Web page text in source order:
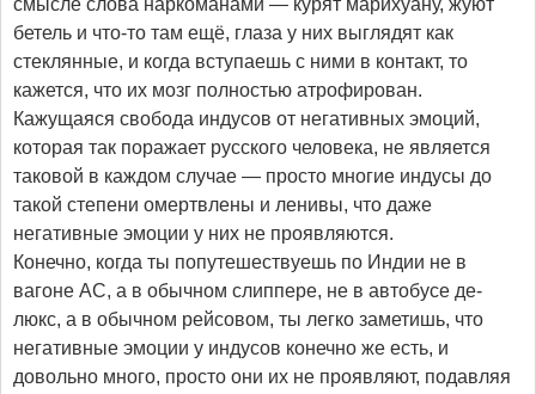
смысле слова наркоманами — курят марихуану, жуют
бетель и что-то там ещё, глаза у них выглядят как
стеклянные, и когда вступаешь с ними в контакт, то
кажется, что их мозг полностью атрофирован.
Кажущаяся свобода индусов от негативных эмоций,
которая так поражает русского человека, не является
таковой в каждом случае — просто многие индусы до
такой степени омертвлены и ленивы, что даже
негативные эмоции у них не проявляются.
Конечно, когда ты попутешествуешь по Индии не в
вагоне AC, а в обычном слиппере, не в автобусе де-
люкс, а в обычном рейсовом, ты легко заметишь, что
негативные эмоции у индусов конечно же есть, и
довольно много, просто они их не проявляют, подавляя